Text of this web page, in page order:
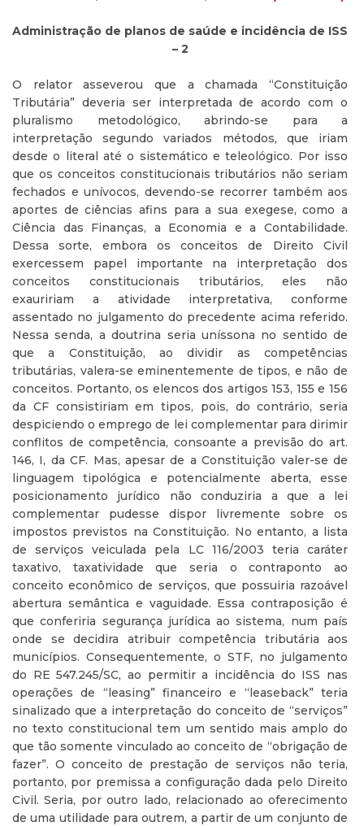
Administração de planos de saúde e incidência de ISS
– 2
O relator asseverou que a chamada “Constituição
Tributária” deveria ser interpretada de acordo com o
pluralismo metodológico, abrindo-se para a
interpretação segundo variados métodos, que iriam
desde o literal até o sistemático e teleológico. Por isso
que os conceitos constitucionais tributários não seriam
fechados e unívocos, devendo-se recorrer também aos
aportes de ciências afins para a sua exegese, como a
Ciência das Finanças, a Economia e a Contabilidade.
Dessa sorte, embora os conceitos de Direito Civil
exercessem papel importante na interpretação dos
conceitos constitucionais tributários, eles não
exauririam a atividade interpretativa, conforme
assentado no julgamento do precedente acima referido.
Nessa senda, a doutrina seria uníssona no sentido de
que a Constituição, ao dividir as competências
tributárias, valera-se eminentemente de tipos, e não de
conceitos. Portanto, os elencos dos artigos 153, 155 e 156
da CF consistiriam em tipos, pois, do contrário, seria
despiciendo o emprego de lei complementar para dirimir
conflitos de competência, consoante a previsão do art.
146, I, da CF. Mas, apesar de a Constituição valer-se de
linguagem tipológica e potencialmente aberta, esse
posicionamento jurídico não conduziria a que a lei
complementar pudesse dispor livremente sobre os
impostos previstos na Constituição. No entanto, a lista
de serviços veiculada pela LC 116/2003 teria caráter
taxativo, taxatividade que seria o contraponto ao
conceito econômico de serviços, que possuiria razoável
abertura semântica e vaguidade. Essa contraposição é
que conferiria segurança jurídica ao sistema, num país
onde se decidira atribuir competência tributária aos
municípios. Consequentemente, o STF, no julgamento
do RE 547.245/SC, ao permitir a incidência do ISS nas
operações de “leasing” financeiro e “leaseback” teria
sinalizado que a interpretação do conceito de “serviços”
no texto constitucional tem um sentido mais amplo do
que tão somente vinculado ao conceito de “obrigação de
fazer”. O conceito de prestação de serviços não teria,
portanto, por premissa a configuração dada pelo Direito
Civil. Seria, por outro lado, relacionado ao oferecimento
de uma utilidade para outrem, a partir de um conjunto de